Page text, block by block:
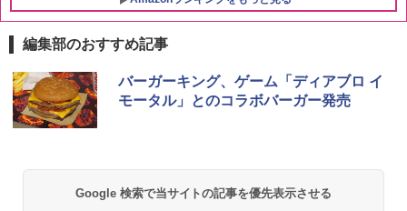
1
チキンラーメン どんぶり 85g×12個 日清
食品 インスタント カップ麺
【公式】ブタメン とんこつ味 35g×15個
1
シャープ 過熱水蒸気 オーブンレンジ 26
L コンベクション 2段調理 ホワイト RE-
SS26B-W
編集部のおすすめ記事
バーガーキング、ゲーム「ディアブロ イ
モータル」とのコラボバーガー発売
Google 検索で当サイトの記事を優先表示させる